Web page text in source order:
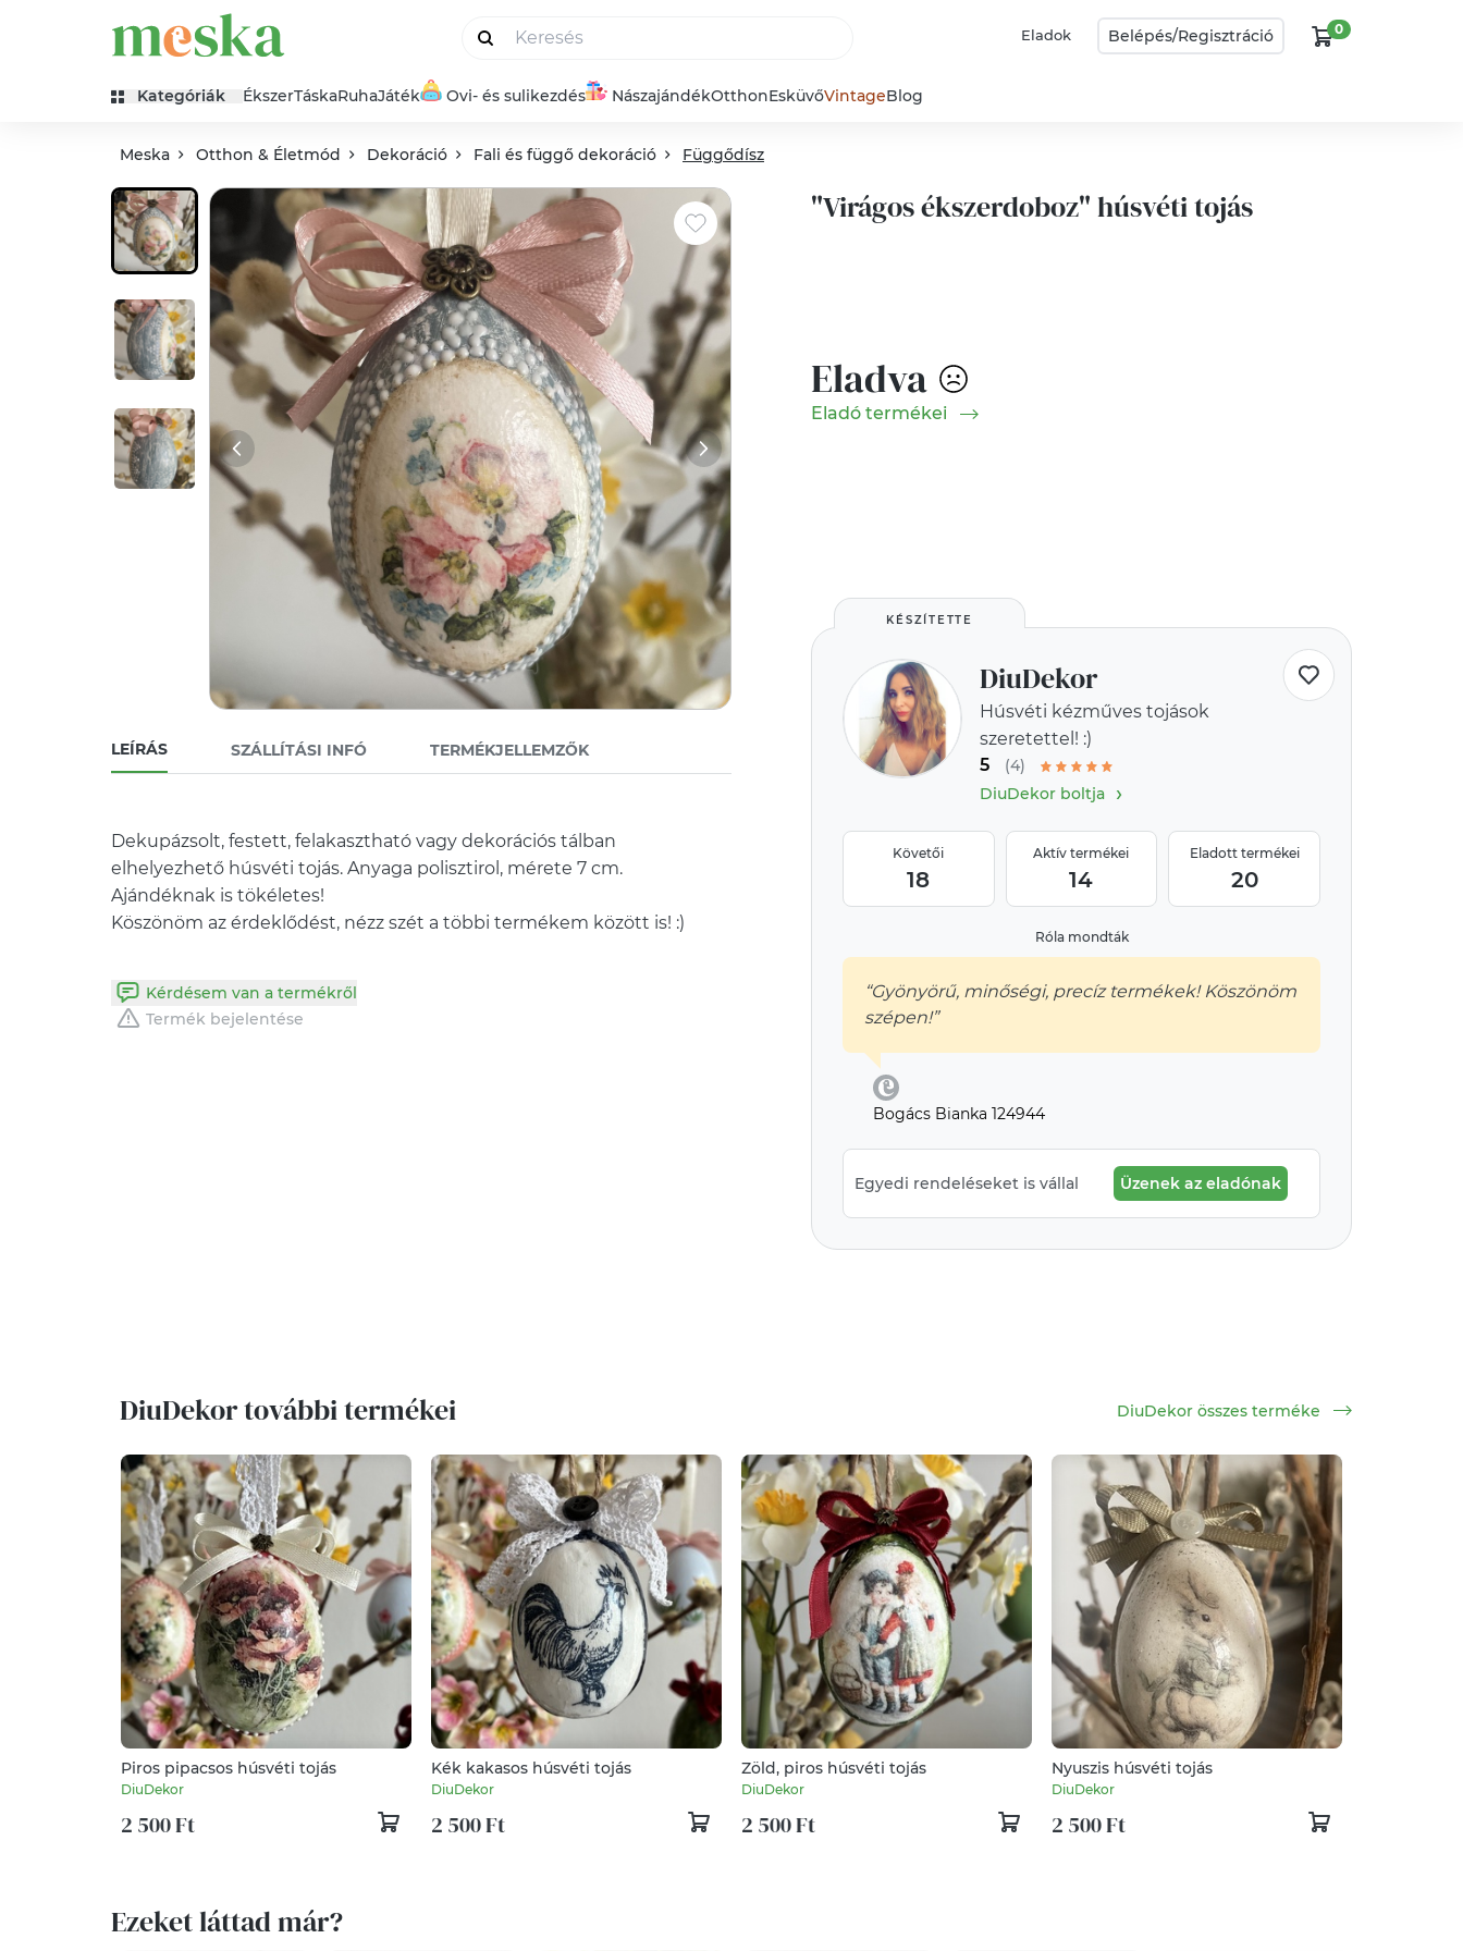
Eladok Belépés/Regisztráció 0
Kategóriák ÉkszerTáskaRuhaJáték Ovi- és sulikezdés NászajándékOtthonEsküvőVintageBlog
Meska Otthon & Életmód Dekoráció Fali és függő dekoráció Függődísz
LEÍRÁS SZÁLLÍTÁSI INFÓ TERMÉKJELLEMZŐK
Dekupázsolt, festett, felakasztható vagy dekorációs tálban
elhelyezhető húsvéti tojás. Anyaga polisztirol, mérete 7 cm.
Ajándéknak is tökéletes!
Köszönöm az érdeklődést, nézz szét a többi termékem között is! :)
Kérdésem van a termékről
Termék bejelentése
"Virágos ékszerdoboz" húsvéti tojás
Eladva
Eladó termékei
KÉSZÍTETTE
DiuDekor
Húsvéti kézműves tojások
szeretettel! :)
5
(4)
DiuDekor boltja
›
Követői
18
Aktív termékei
14
Eladott termékei
20
Róla mondták
“Gyönyörű, minőségi, precíz termékek! Köszönöm
szépen!”
Bogács Bianka 124944
Egyedi rendeléseket is vállal Üzenek az eladónak
DiuDekor további termékei DiuDekor összes terméke
Piros pipacsos húsvéti tojás
DiuDekor
2 500 Ft
Kék kakasos húsvéti tojás
DiuDekor
2 500 Ft
Zöld, piros húsvéti tojás
DiuDekor
2 500 Ft
Nyuszis húsvéti tojás
DiuDekor
2 500 Ft
Ezeket láttad már?